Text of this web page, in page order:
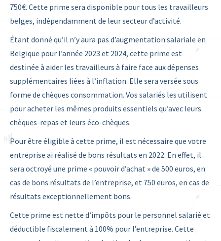
750€. Cette prime sera disponible pour tous les travailleurs
belges, indépendamment de leur secteur d’activité.
Étant donné qu’il n’y aura pas d’augmentation salariale en
Belgique pour l’année 2023 et 2024, cette prime est
destinée à aider les travailleurs à faire face aux dépenses
supplémentaires liées à l’inflation. Elle sera versée sous
forme de chèques consommation. Vos salariés les utilisent
pour acheter les mêmes produits essentiels qu’avec leurs
chèques-repas et leurs éco-chèques.
Pour être éligible à cette prime, il est nécessaire que votre
entreprise ai réalisé de bons résultats en 2022. En effet, il
sera octroyé une prime « pouvoir d’achat » de 500 euros, en
cas de bons résultats de l’entreprise, et 750 euros, en cas de
résultats exceptionnellement bons.
Cette prime est nette d’impôts pour le personnel salarié et
déductible fiscalement à 100% pour l’entreprise. Cette